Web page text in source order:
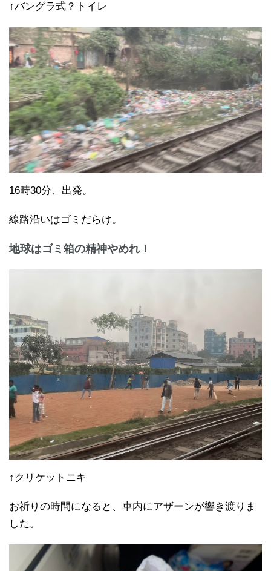
↑バングラ式？トイレ
16時30分、出発。
線路沿いはゴミだらけ。
地球はゴミ箱の精神やめれ！
↑クリケットニキ
お祈りの時間になると、車内にアザーンが響き渡りま
した。